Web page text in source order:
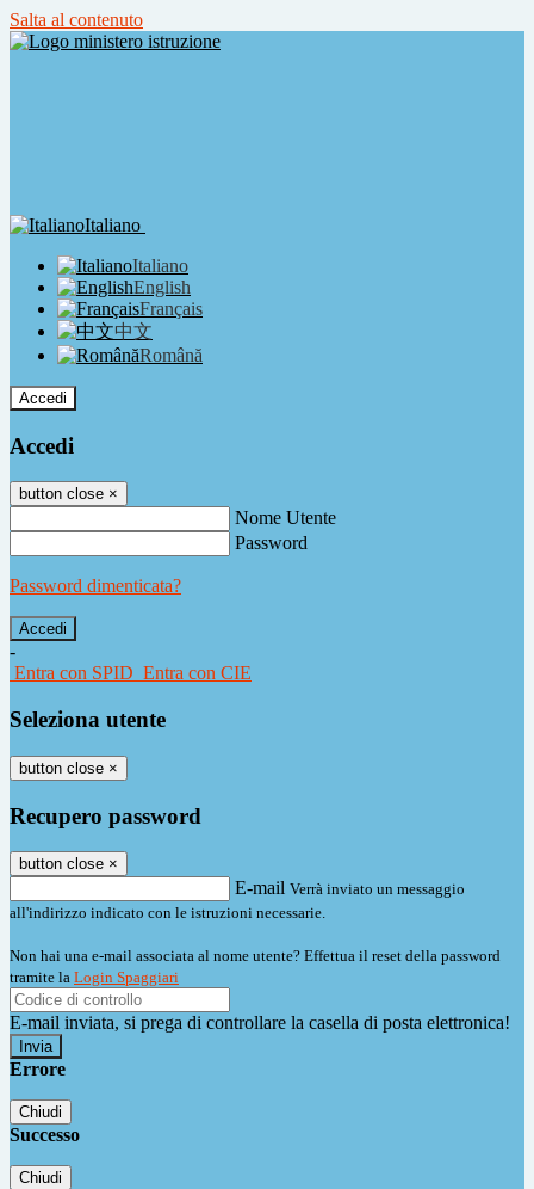
Salta al contenuto
Italiano
Italiano
English
Français
中文
Română
Accedi
Accedi
button close ×
Nome Utente
Password
Password dimenticata?
-
Entra con SPID Entra con CIE
Seleziona utente
button close ×
Recupero password
button close ×
E-mail Verrà inviato un messaggio
all'indirizzo indicato con le istruzioni necessarie.
Non hai una e-mail associata al nome utente? Effettua il reset della password
tramite la Login Spaggiari
E-mail inviata, si prega di controllare la casella di posta elettronica!
Errore
Chiudi
Successo
Chiudi